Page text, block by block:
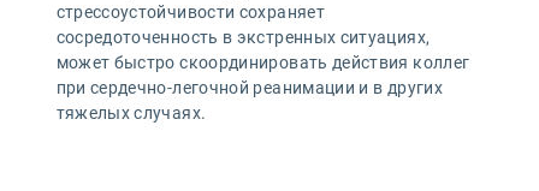
стрессоустойчивости сохраняет
сосредоточенность в экстренных ситуациях,
может быстро скоординировать действия коллег
при сердечно-легочной реанимации и в других
тяжелых случаях.